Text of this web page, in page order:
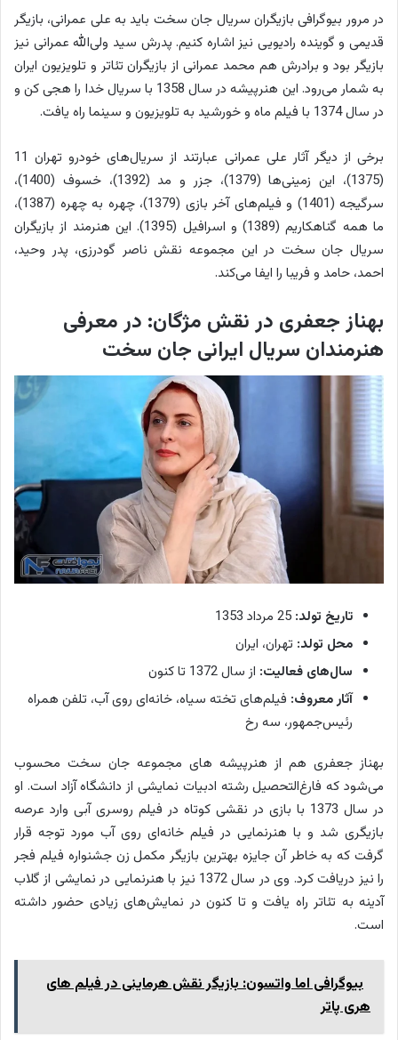
در مرور بیوگرافی بازیگران سریال جان سخت باید به علی عمرانی، بازیگر
قدیمی و گوینده رادیویی نیز اشاره کنیم. پدرش سید ولی‌الله عمرانی نیز
بازیگر بود و برادرش هم محمد عمرانی از بازیگران تئاتر و تلویزیون ایران
به شمار می‌رود. این هنرپیشه در سال 1358 با سریال خدا را هجی کن و
در سال 1374 با فیلم ماه و خورشید به تلویزیون و سینما راه یافت.
برخی از دیگر آثار علی عمرانی عبارتند از سریال‌های خودرو تهران 11
(1375)، این زمینی‌ها (1379)، جزر و مد (1392)، خسوف (1400)،
سرگیجه (1401) و فیلم‌های آخر بازی (1379)، چهره به چهره (1387)،
ما همه گناهکاریم (1389) و اسرافیل (1395). این هنرمند از بازیگران
سریال جان سخت در این مجموعه نقش ناصر گودرزی، پدر وحید،
احمد، حامد و فریبا را ایفا می‌کند.
بهناز جعفری در نقش مژگان: در معرفی
هنرمندان سریال ایرانی جان سخت
تاریخ تولد:
محل تولد: تهران، ایران
سال‌های فعالیت: از سال 1372 تا کنون
آثار معروف: فیلم‌های تخته سیاه، خانه‌ای روی آب، تلفن همراه
رئیس‌جمهور، سه رخ
بهناز جعفری هم از هنرپیشه های مجموعه جان سخت محسوب
می‌شود که فارغ‌التحصیل رشته ادبیات نمایشی از دانشگاه آزاد است. او
در سال 1373 با بازی در نقشی کوتاه در فیلم روسری آبی وارد عرصه
بازیگری شد و با هنرنمایی در فیلم خانه‌ای روی آب مورد توجه قرار
گرفت که به خاطر آن جایزه بهترین بازیگر مکمل زن جشنواره فیلم فجر
را نیز دریافت کرد. وی در سال 1372 نیز با هنرنمایی در نمایشی از گلاب
آدینه به تئاتر راه یافت و تا کنون در نمایش‌های زیادی حضور داشته
است.
بیوگرافی اما واتسون: بازیگر نقش هرماینی در فیلم های
هری پاتر